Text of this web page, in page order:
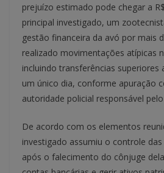
prejuízo estimado pode chegar a
principal investigado, um
gestão financeira da avó por mais
realizado movimentações atípicas
incluindo transferências superiores
um único dia, conforme apuração
autoridade policial responsável
De acordo com os elementos
investigado assumiu o controle
após o falecimento do cônjuge